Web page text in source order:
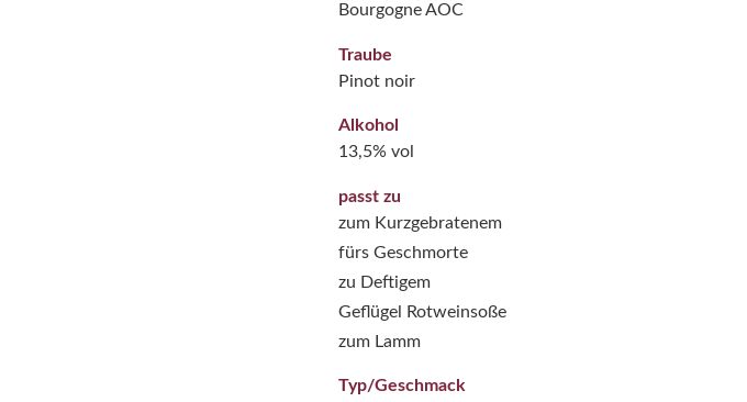
Bourgogne AOC
Traube
Pinot noir
Alkohol
13,5% vol
passt zu
zum Kurzgebratenem
fürs Geschmorte
zu Deftigem
Geflügel Rotweinsoße
zum Lamm
Typ/Geschmack